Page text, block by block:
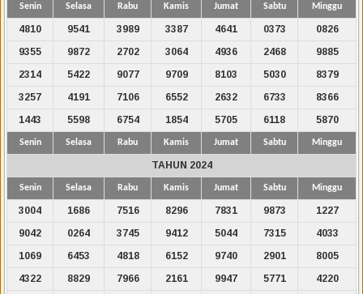
Senin Selasa Rabu Kamis Jumat Sabtu Minggu
4810 9541 3989 3387 4641 0373
0826
9355
9872 2702 3064 4936 2468
9885
2314
5422 9077 9709 8103 5030
8379
3257
4191 7106 6552 2632 6733
8366
1443
5598 6754 1854 5705 6118 5870
Senin Selasa Rabu Kamis Jumat Sabtu Minggu
TAHUN 2024
Senin Selasa Rabu Kamis Jumat Sabtu Minggu
3004 1686 7516 8296 7831 9873
1227
9042
0264 3745 9412 5044 7315
4033
1069
6453 4818 6152 9740 2901
8005
4322
8829 7966 2161 9947 5771
4220